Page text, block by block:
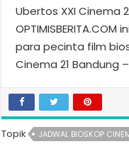
Ubertos XXI Cinema
para pecinta film
Cinema 21 Bandung –
Topik JADWAL BIOSKOP